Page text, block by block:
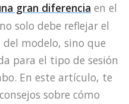
gran diferencia en el
solo debe reflejar el
modelo, sino que
para el tipo de sesión
En este artículo, te
sobre cómo